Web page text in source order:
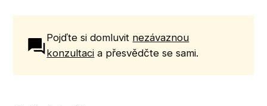
Pojďte si domluvit nezávaznou
konzultaci a přesvědčte se sami.